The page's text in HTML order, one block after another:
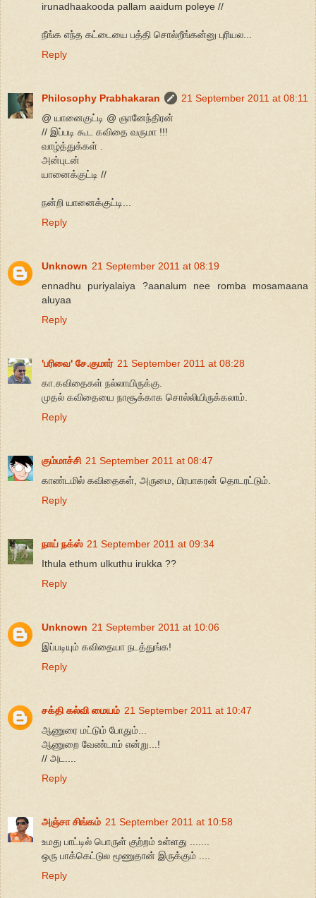
irunadhaakooda pallam aaidum poleye //
நீங்க எந்த கட்டையை பத்தி சொல்றீங்கன்னு புரியல...
Reply
Philosophy Prabhakaran
21 September 2011 at 08:11
@ யானைகுட்டி @ ஞானேந்திரன்
// இப்படி கூட கவிதை வருமா !!!
வாழ்த்துக்கள் .
அன்புடன்
யானைக்குட்டி //
நன்றி யானைக்குட்டி...
Reply
Unknown 21 September 2011 at 08:19
ennadhu puriyalaiya ?aanalum nee romba mosamaana
aluyaa
Reply
'பரிவை' சே.குமார் 21 September 2011 at 08:28
கா.கவிதைகள் நல்லாயிருக்கு.
முதல் கவிதையை நாசூக்காக சொல்லியிருக்கலாம்.
Reply
கும்மாச்சி 21 September 2011 at 08:47
காண்டமில் கவிதைகள், அருமை, பிரபாகரன் தொடரட்டும்.
Reply
நாய் நக்ஸ் 21 September 2011 at 09:34
Ithula ethum ulkuthu irukka ??
Reply
Unknown 21 September 2011 at 10:06
இப்படியும் கவிதையா நடத்துங்க!
Reply
சக்தி கல்வி மையம் 21 September 2011 at 10:47
ஆணுரை மட்டும் போதும்...
ஆணுறை வேண்டாம் என்று...!
// அட....
Reply
அஞ்சா சிங்கம் 21 September 2011 at 10:58
உமது பாட்டில் பொருள் குற்றம் உள்ளது .......
ஒரு பாக்கெட்டுல மூணுதான் இருக்கும் ....
Reply